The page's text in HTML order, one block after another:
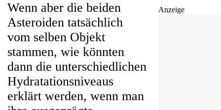
Anzeige
Wenn aber die beiden
Asteroiden tatsächlich
vom selben Objekt
stammen, wie könnten
dann die unterschiedlichen
Hydratationsniveaus
erklärt werden, wenn man